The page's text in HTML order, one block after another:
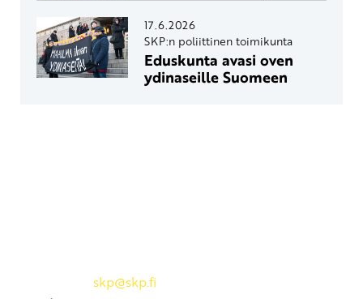
17.6.2026
SKP:n poliittinen toimikunta
Eduskunta avasi oven
ydinaseille Suomeen
skp@skp.fi